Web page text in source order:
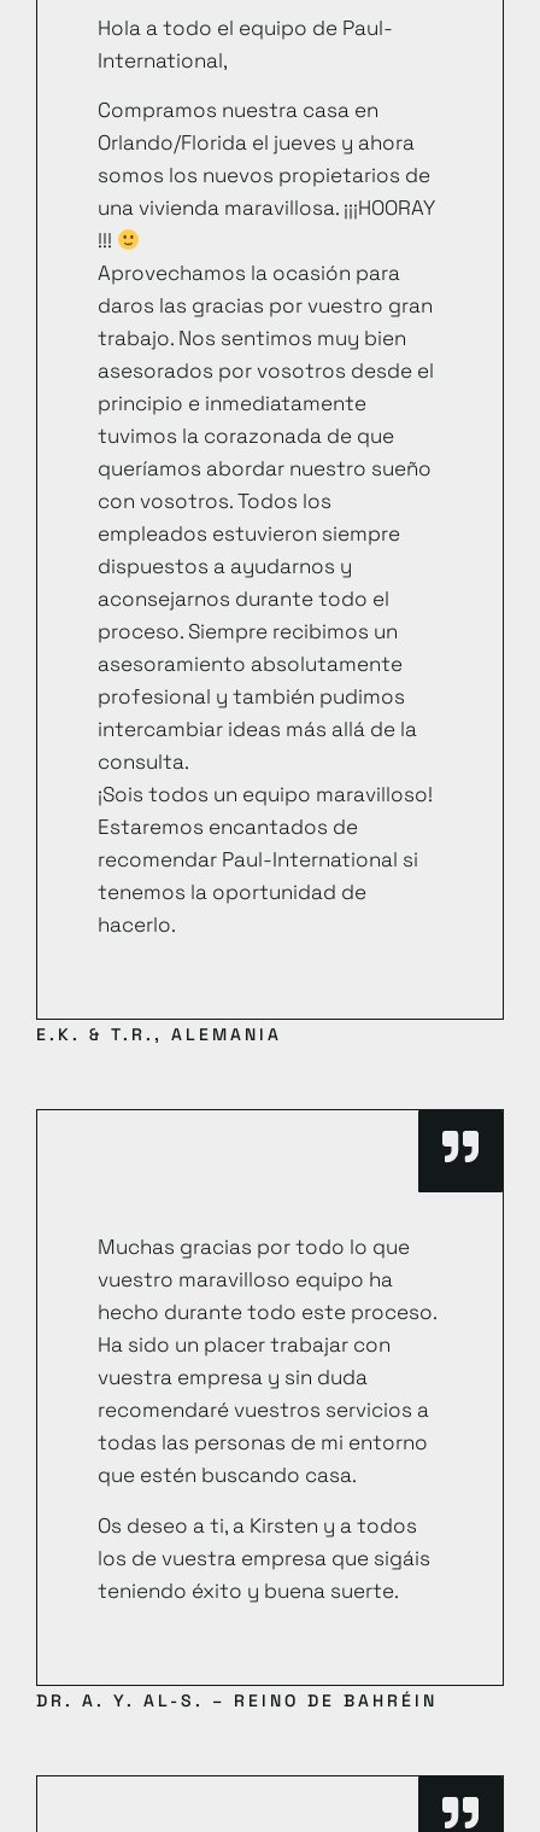
Hola a todo el equipo de Paul-
International,
Compramos nuestra casa en
Orlando/Florida el jueves y ahora
somos los nuevos propietarios de
una vivienda maravillosa. ¡¡¡HOORAY
!!!
Aprovechamos la ocasión para
daros las gracias por vuestro gran
trabajo. Nos sentimos muy bien
asesorados por vosotros desde el
principio e inmediatamente
tuvimos la corazonada de que
queríamos abordar nuestro sueño
con vosotros. Todos los
empleados estuvieron siempre
dispuestos a ayudarnos y
aconsejarnos durante todo el
proceso. Siempre recibimos un
asesoramiento absolutamente
profesional y también pudimos
intercambiar ideas más allá de la
consulta.
¡Sois todos un equipo maravilloso!
Estaremos encantados de
recomendar Paul-International si
tenemos la oportunidad de
hacerlo.
E.K. & T.R., ALEMANIA
Muchas gracias por todo lo que
vuestro maravilloso equipo ha
hecho durante todo este proceso.
Ha sido un placer trabajar con
vuestra empresa y sin duda
recomendaré vuestros servicios a
todas las personas de mi entorno
que estén buscando casa.
Os deseo a ti, a Kirsten y a todos
los de vuestra empresa que sigáis
teniendo éxito y buena suerte.
DR. A. Y. AL-S. – REINO DE BAHRÉIN